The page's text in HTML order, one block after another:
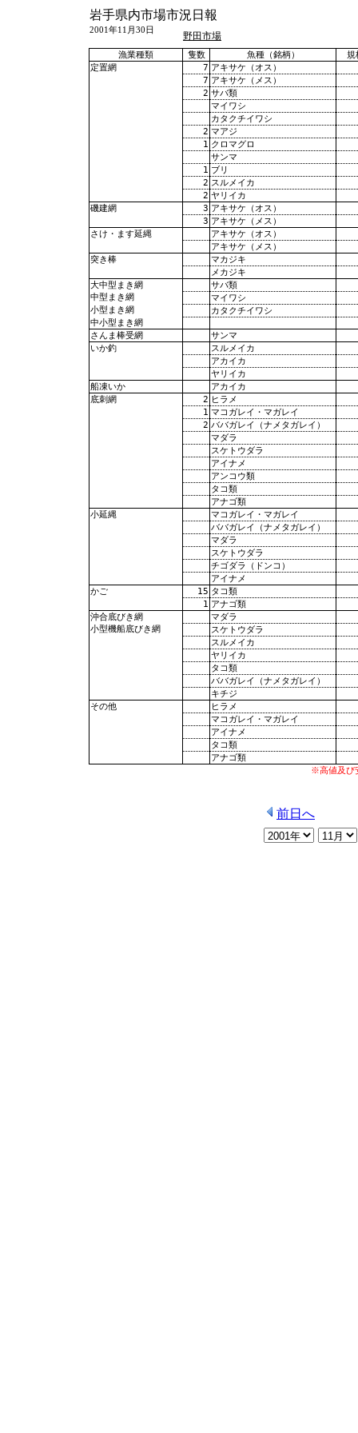
岩手県内市場市況日報
2001年11月30日
野田市場
漁業種類 隻数 魚種（銘柄）
規
定置網
7 アキサケ（オス）
7 アキサケ（メス）
2 サバ類
マイワシ
カタクチイワシ
2 マアジ
1 クロマグロ
サンマ
1 ブリ
2 スルメイカ
2 ヤリイカ
磯建網 3 アキサケ（オス）
3 アキサケ（メス）
さけ・ます延縄
アキサケ（オス）
アキサケ（メス）
突き棒
マカジキ
メカジキ
大中型まき網 サバ類
中型まき網 マイワシ
小型まき網 カタクチイワシ
中小型まき網
さんま棒受網
サンマ
いか釣
スルメイカ
アカイカ
ヤリイカ
船凍いか アカイカ
底刺網 2 ヒラメ
1 マコガレイ・マガレイ
2 ババガレイ（ナメタガレイ）
マダラ
スケトウダラ
アイナメ
アンコウ類
タコ類
アナゴ類
小延縄
マコガレイ・マガレイ
ババガレイ（ナメタガレイ）
マダラ
スケトウダラ
チゴダラ（ドンコ）
アイナメ
かご 15 タコ類
1 アナゴ類
沖合底びき網 マダラ
小型機船底びき網
スケトウダラ
スルメイカ
ヤリイカ
タコ類
ババガレイ（ナメタガレイ）
キチジ
その他
ヒラメ
マコガレイ・マガレイ
アイナメ
タコ類
アナゴ類
※高値及び
前日へ